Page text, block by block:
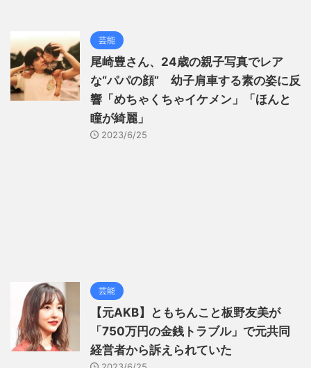
芸能
尾崎豊さん、24歳の親子写真でレア
な“パパの顔” 幼子肩車する素の姿に反
響「めちゃくちゃイケメン」「ほんと
瞳が綺麗」
2023/6/25
芸能
【元AKB】ともちんこと板野友美が
「750万円の金銭トラブル」で元共同
経営者から訴えられていた